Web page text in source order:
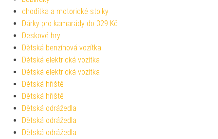
chodítka a motorické stolky
Dárky pro kamarády do 329 Kč
Deskové hry
Dětská benzínová vozítka
Dětská elektrická vozítka
Dětská elektrická vozítka
Dětská hřiště
Dětská hřiště
Dětská odrážedla
Dětská odrážedla
Dětská odrážedla